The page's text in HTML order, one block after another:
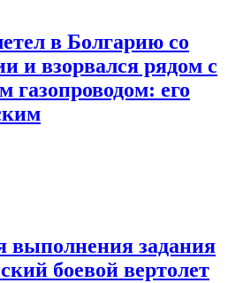
в Болгарию со
и взорвался рядом с
газопроводом: его
выполнения задания
боевой вертолет